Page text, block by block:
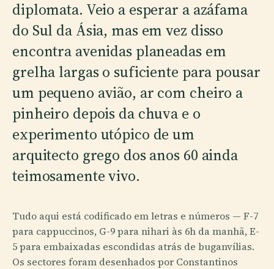
diplomata. Veio a esperar a azáfama
do Sul da Ásia, mas em vez disso
encontra avenidas planeadas em
grelha largas o suficiente para pousar
um pequeno avião, ar com cheiro a
pinheiro depois da chuva e o
experimento utópico de um
arquitecto grego dos anos 60 ainda
teimosamente vivo.
Tudo aqui está codificado em letras e números — F-7
para cappuccinos, G-9 para nihari às 6h da manhã, E-
5 para embaixadas escondidas atrás de buganvílias.
Os sectores foram desenhados por Constantinos